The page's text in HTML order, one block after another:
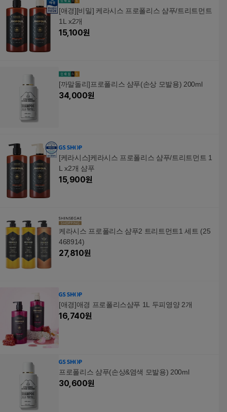
[애경][비밀] 케라시스 프로폴리스 샴푸/트리트먼트
1L x2개
15,100원
[까말돌리]프로폴리스 샴푸(손상 모발용) 200ml
34,000원
[케라시스]케라시스 프로폴리스 샴푸/트리트먼트 1
L x2개 샴푸
15,900원
케라시스 프로폴리스 샴푸2 트리트먼트1 세트 (25
468914)
27,810원
[애경]애경 프로폴리스샴푸 1L 두피영양 2개
16,740원
프로폴리스 샴푸(손상&염색 모발용) 200ml
30,600원